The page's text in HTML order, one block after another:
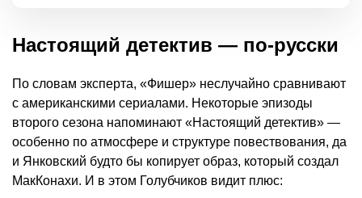
Настоящий детектив — по-русски
По словам эксперта, «Фишер» неслучайно сравнивают
с американскими сериалами. Некоторые эпизоды
второго сезона напоминают «Настоящий детектив» —
особенно по атмосфере и структуре повествования, да
и Янковский будто бы копирует образ, который создал
МакКонахи. И в этом Голубчиков видит плюс: